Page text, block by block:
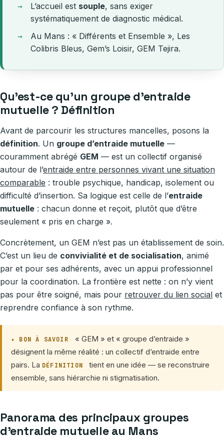
L’accueil est souple, sans exiger
systématiquement de diagnostic médical.
Au Mans : « Différents et Ensemble », Les
Colibris Bleus, Gem’s Loisir, GEM Tejira.
Qu’est-ce qu’un groupe d’entraide
mutuelle ? Définition
Avant de parcourir les structures mancelles, posons la
définition. Un groupe d’entraide mutuelle —
couramment abrégé GEM — est un collectif organisé
autour de l’entraide entre personnes vivant une situation
comparable : trouble psychique, handicap, isolement ou
difficulté d’insertion. Sa logique est celle de l’entraide
mutuelle : chacun donne et reçoit, plutôt que d’être
seulement « pris en charge ».
Concrètement, un GEM n’est pas un établissement de soin.
C’est un lieu de convivialité et de socialisation, animé
par et pour ses adhérents, avec un appui professionnel
pour la coordination. La frontière est nette : on n’y vient
pas pour être soigné, mais pour retrouver du lien social et
reprendre confiance à son rythme.
✦ BON À SAVOIR
« GEM » et « groupe d’entraide »
désignent la même réalité : un collectif d’entraide entre
pairs. La DÉFINITION
tient en une idée — se reconstruire
ensemble, sans hiérarchie ni stigmatisation.
Panorama des principaux groupes
d’entraide mutuelle au Mans